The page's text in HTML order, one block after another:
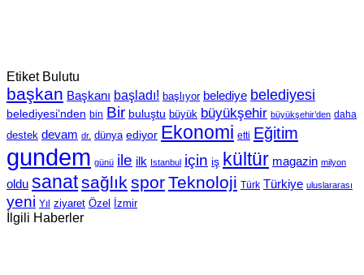
Etiket Bulutu
başkan Başkanı başladı! başlıyor belediye belediyesi
belediyesi’nden bin Bir buluştu büyük büyükşehir büyükşehir’den daha
destek devam dr. dünya ediyor Ekonomi etti Eğitim
gundem günü ile ilk Istanbul için iş kültür magazin milyon
oldu sanatsağlık sporTeknoloji Türk Türkiye uluslararası
yeni Yıl ziyaret Özel İzmir
İlgili Haberler